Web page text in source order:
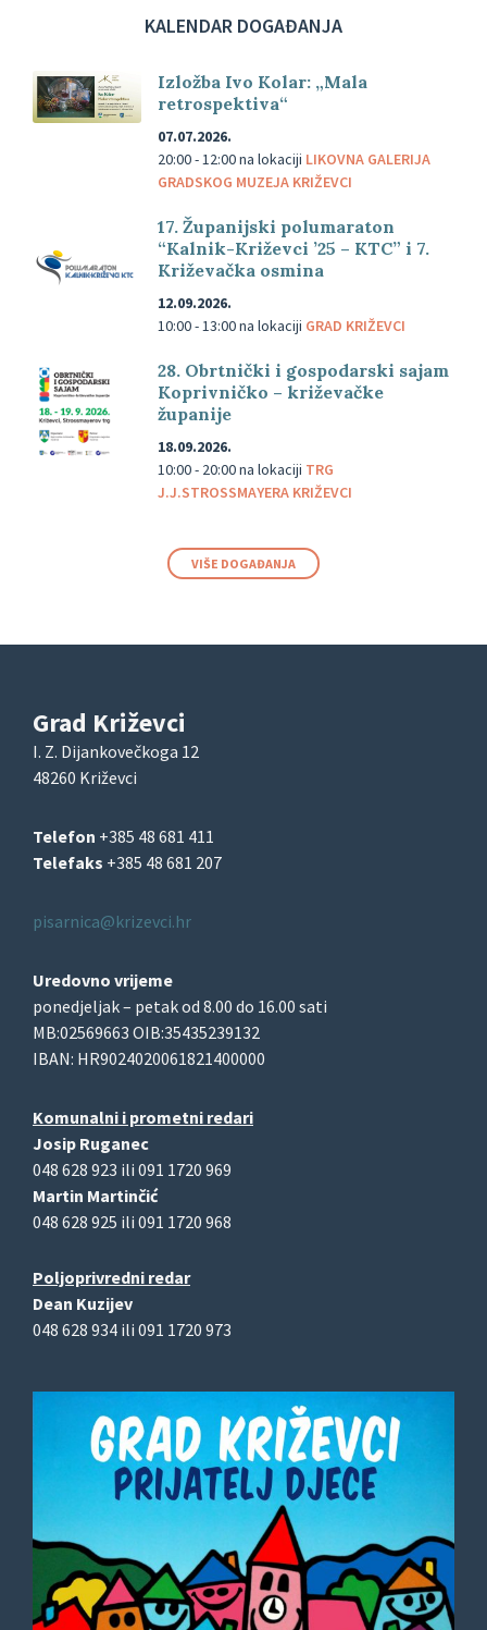
KALENDAR DOGAĐANJA
Izložba Ivo Kolar: „Mala
retrospektiva“
07.07.2026.
20:00 - 12:00na lokaciji LIKOVNA GALERIJA
GRADSKOG MUZEJA KRIŽEVCI
17. Županijski polumaraton
“Kalnik-Križevci ’25 – KTC” i 7.
Križevačka osmina
12.09.2026.
10:00 - 13:00na lokaciji GRAD KRIŽEVCI
28. Obrtnički i gospodarski sajam
Koprivničko – križevačke
županije
18.09.2026.
10:00 - 20:00na lokaciji TRG
J.J.STROSSMAYERA KRIŽEVCI
VIŠE DOGAĐANJA
Grad Križevci
I. Z. Dijankovečkoga 12
48260 Križevci
Telefon +385 48 681 411
Telefaks +385 48 681 207
pisarnica@krizevci.hr
Uredovno vrijeme
ponedjeljak – petak od 8.00 do 16.00 sati
MB:02569663 OIB:35435239132
IBAN: HR9024020061821400000
Komunalni i prometni redari
Josip Ruganec
048 628 923 ili 091 1720 969
Martin Martinčić
048 628 925 ili 091 1720 968
Poljoprivredni redar
Dean Kuzijev
048 628 934 ili 091 1720 973